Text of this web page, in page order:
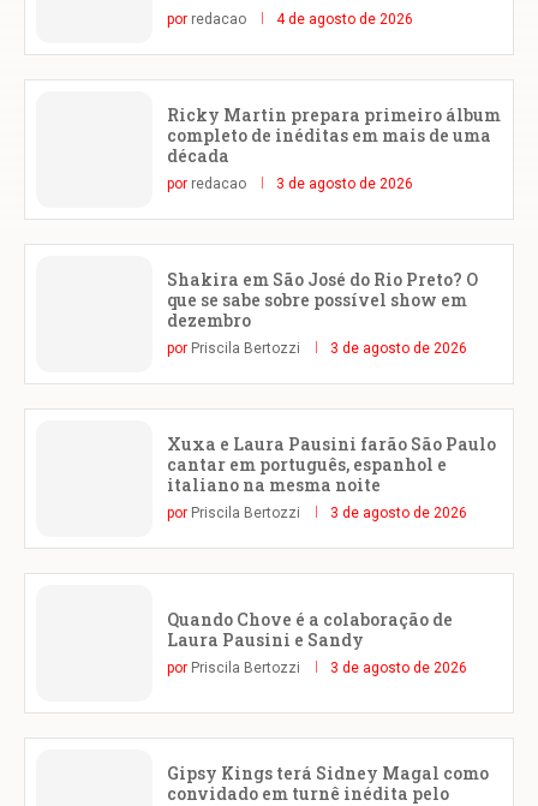
por redacao 4 de agosto de 2026
Ricky Martin prepara primeiro álbum
completo de inéditas em mais de uma
década
por redacao 3 de agosto de 2026
Shakira em São José do Rio Preto? O
que se sabe sobre possível show em
dezembro
por Priscila Bertozzi 3 de agosto de 2026
Xuxa e Laura Pausini farão São Paulo
cantar em português, espanhol e
italiano na mesma noite
por Priscila Bertozzi 3 de agosto de 2026
Quando Chove é a colaboração de
Laura Pausini e Sandy
por Priscila Bertozzi 3 de agosto de 2026
Gipsy Kings terá Sidney Magal como
convidado em turnê inédita pelo